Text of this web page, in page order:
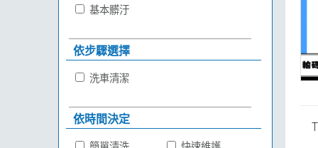
基本髒汙
依步驟選擇
洗車清潔
依時間決定